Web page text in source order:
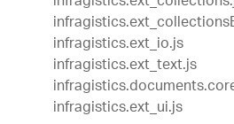
infragistics.ext_io.js
infragistics.ext_text.js
infragistics.ext_ui.js